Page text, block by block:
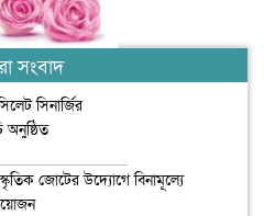
সংবাদ
সিনার্জির
অনুষ্ঠিত
জোটের উদ্যোগে বিনামূল্যে